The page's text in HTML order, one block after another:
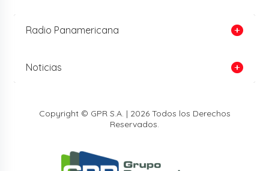
Radio Panamericana
Noticias
Copyright © GPR S.A. | 2026 Todos los Derechos
Reservados.